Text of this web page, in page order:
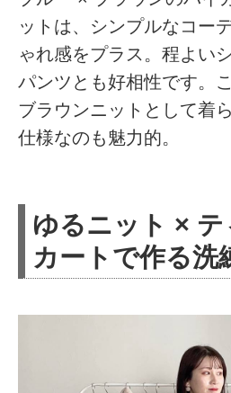
ットは、シンプルなコー
ゃれ感をプラス。程よい
パンツとも好相性です。
ブラウンニットとして着
仕様なのも魅力的。
ゆるニット × テ
カートで作る洗